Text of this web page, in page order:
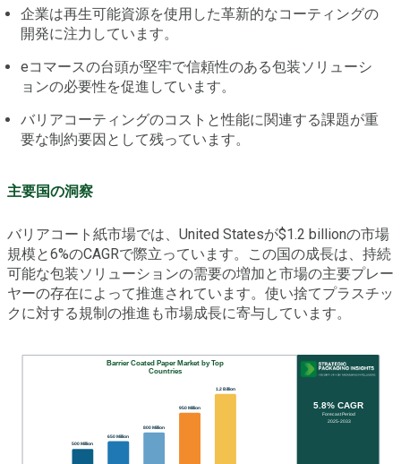
企業は再生可能資源を使用した革新的なコーティングの
開発に注力しています。
eコマースの台頭が堅牢で信頼性のある包装ソリューシ
ョンの必要性を促進しています。
バリアコーティングのコストと性能に関連する課題が重
要な制約要因として残っています。
主要国の洞察
バリアコート紙市場では、United Statesが$1.2 billionの市場
規模と6%のCAGRで際立っています。この国の成長は、持続
可能な包装ソリューションの需要の増加と市場の主要プレー
ヤーの存在によって推進されています。使い捨てプラスチッ
クに対する規制の推進も市場成長に寄与しています。